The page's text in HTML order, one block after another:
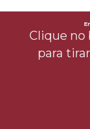
Clique no
para